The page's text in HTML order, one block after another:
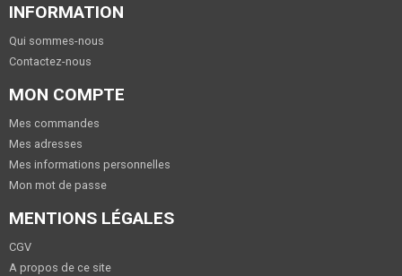
INFORMATION
Qui sommes-nous
Contactez-nous
MON COMPTE
Mes commandes
Mes adresses
Mes informations personnelles
Mon mot de passe
MENTIONS LÉGALES
CGV
A propos de ce site